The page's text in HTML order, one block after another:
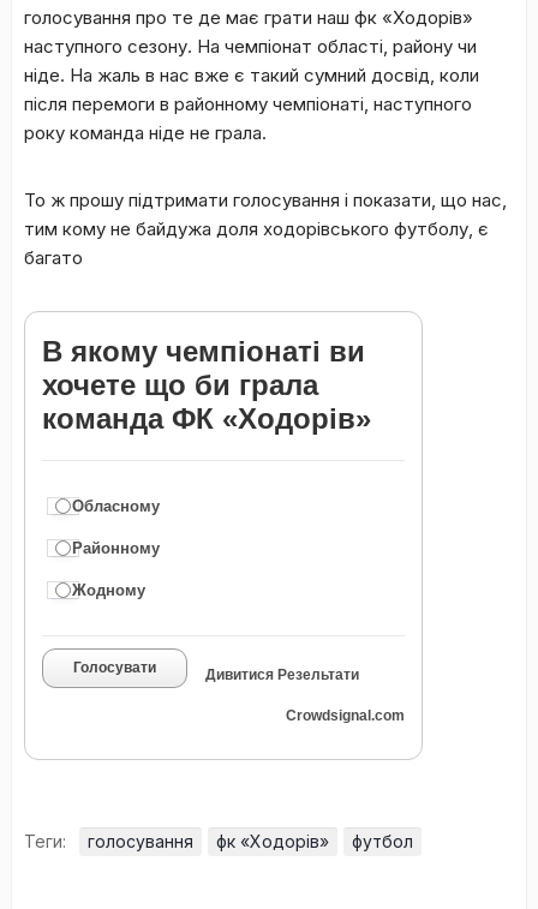
голосування про те де має грати наш фк «Ходорів»
наступного сезону. На чемпіонат області, району чи
ніде. На жаль в нас вже є такий сумний досвід, коли
після перемоги в районному чемпіонаті, наступного
року команда ніде не грала.
То ж прошу підтримати голосування і показати, що нас,
тим кому не байдужа доля ходорівського футболу, є
багато
В якому чемпіонаті ви
хочете що би грала
команда ФК «Ходорів»
Обласному
Районному
Жодному
Голосувати Дивитися Резельтати
Crowdsignal.com
Теги: голосування фк «Ходорів» футбол